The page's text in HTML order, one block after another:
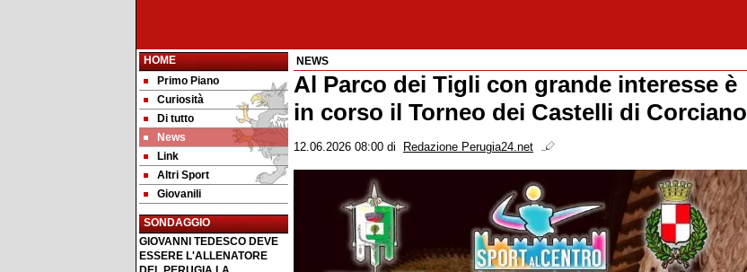
HOME
Primo Piano
Curiosità
Di tutto
News
Link
Altri Sport
Giovanili
SONDAGGIO
GIOVANNI TEDESCO DEVE
ESSERE L'ALLENATORE
NEWS
Al Parco dei Tigli con grande interesse è
in corso il Torneo dei Castelli di Corciano
12.06.2026 08:00 di Redazione Perugia24.net